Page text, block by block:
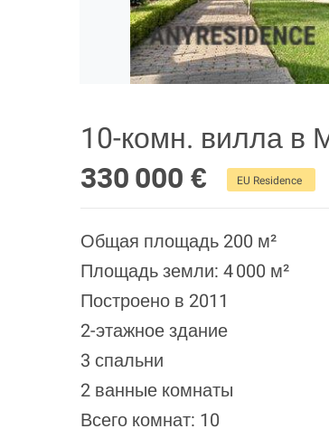
10-комн. вилла в
330 000 €
EU Residence
Общая площадь 200 м²
Площадь земли: 4 000 м²
Построено в 2011
2-этажное здание
3 спальни
2 ванные комнаты
Всего комнат: 10